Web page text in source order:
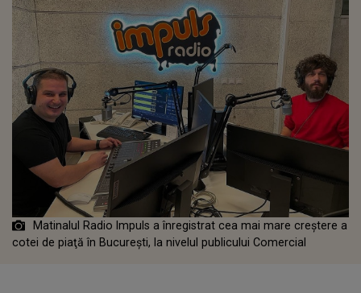
Matinalul Radio Impuls a înregistrat cea mai mare creştere a
cotei de piaţă în Bucureşti, la nivelul publicului Comercial